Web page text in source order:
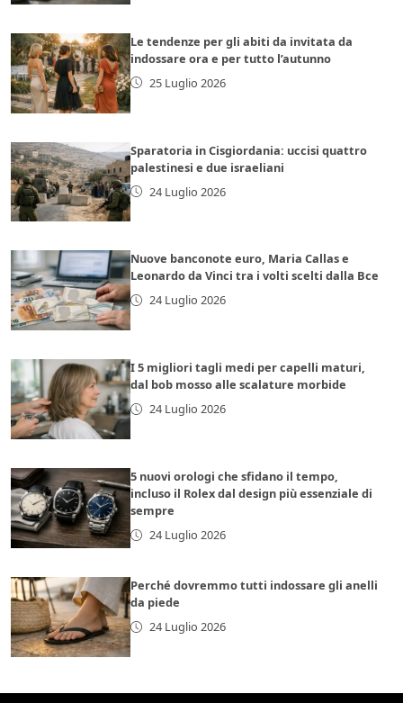
Le tendenze per gli abiti da invitata da
indossare ora e per tutto l’autunno
25 Luglio 2026
Sparatoria in Cisgiordania: uccisi quattro
palestinesi e due israeliani
24 Luglio 2026
Nuove banconote euro, Maria Callas e
Leonardo da Vinci tra i volti scelti dalla Bce
24 Luglio 2026
I 5 migliori tagli medi per capelli maturi,
dal bob mosso alle scalature morbide
24 Luglio 2026
5 nuovi orologi che sfidano il tempo,
incluso il Rolex dal design più essenziale di
sempre
24 Luglio 2026
Perché dovremmo tutti indossare gli anelli
da piede
24 Luglio 2026